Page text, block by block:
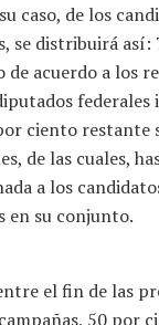
caso, de los
se distribuirá
de acuerdo a los
federales
ciento restante
de las cuales,
a los
en su conjunto.
el fin de las
50 por